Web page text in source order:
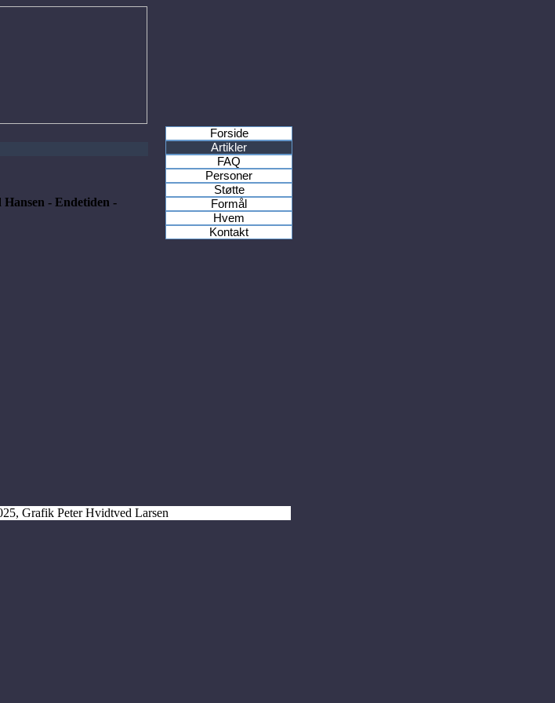
- Endetiden -
Forside
Artikler
FAQ
Personer
Støtte
Formål
Hvem
Kontakt
Grafik Peter Hvidtved Larsen